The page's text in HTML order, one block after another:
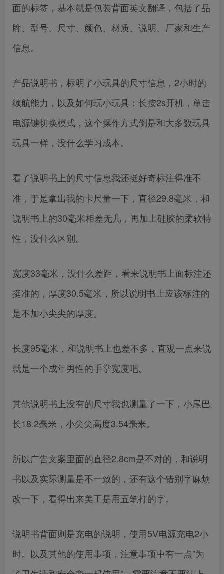
面的标签，基本就是包装背面英文翻译，包括了品
牌、型号、尺寸、颜色、材质、说明、厂家和生产
信息。
产品说明书，标明了小玩具的尺寸信息，2小时的
续航能力，以及如何玩小玩具：长按2s开机，单击
电源键切换模式，这个操作方式倒是和大多数玩具
玩具一样，没什么学习成本。
看了说明书上的尺寸信息我还挺好奇标注得准不
准，于是拿出我的卡尺量一下，直径29.8毫米，和
说明书上的30毫米相差无几，再加上硅胶的柔软特
性，没什么区别。
宽度33毫米，没什么差距，看来说明书上面标注还
挺准的，厚度30.5毫米，所以说明书上应该标注的
是不加小尖尖的厚度。
长度95毫米，和说明书上也差不多，直观一点来说
就是一个成年男性的手掌宽度吧。
其他说明书上没有的尺寸我也测量了一下，小尾巴
长18.2毫米，小尖尖高度3.54毫米。
所以广告文案里面的直径2.8cm是不对的，和说明
书以及实际测量是不一致的，还有这个错别字麻烦
改一下，看得出来美工是用五笔打的字。
说明书背面则是充电的说明，使用5V电源充电2小
时。以及其他的使用事项，注意事项中有一点”为